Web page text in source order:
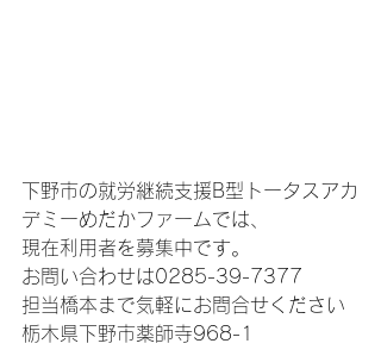
下野市の就労継続支援B型トータスアカ
デミーめだかファームでは、
現在利用者を募集中です。
お問い合わせは0285-39-7377
担当橋本まで気軽にお問合せください
栃木県下野市薬師寺968-1